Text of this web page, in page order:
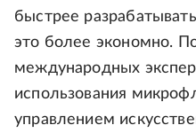
быстрее
это более экономно.
международных
использования
управлением